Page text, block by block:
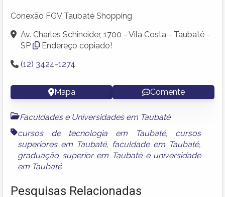
Conexão FGV Taubaté Shopping
Av. Charles Schineider, 1700 - Vila Costa - Taubaté -
SP
Endereço copiado!
(12) 3424-1274
Mapa Comente
Faculdades e Universidades em Taubaté
cursos de tecnologia em Taubaté, cursos
superiores em Taubaté, faculdade em Taubaté,
graduação superior em Taubatée universidade
em Taubaté
Pesquisas Relacionadas